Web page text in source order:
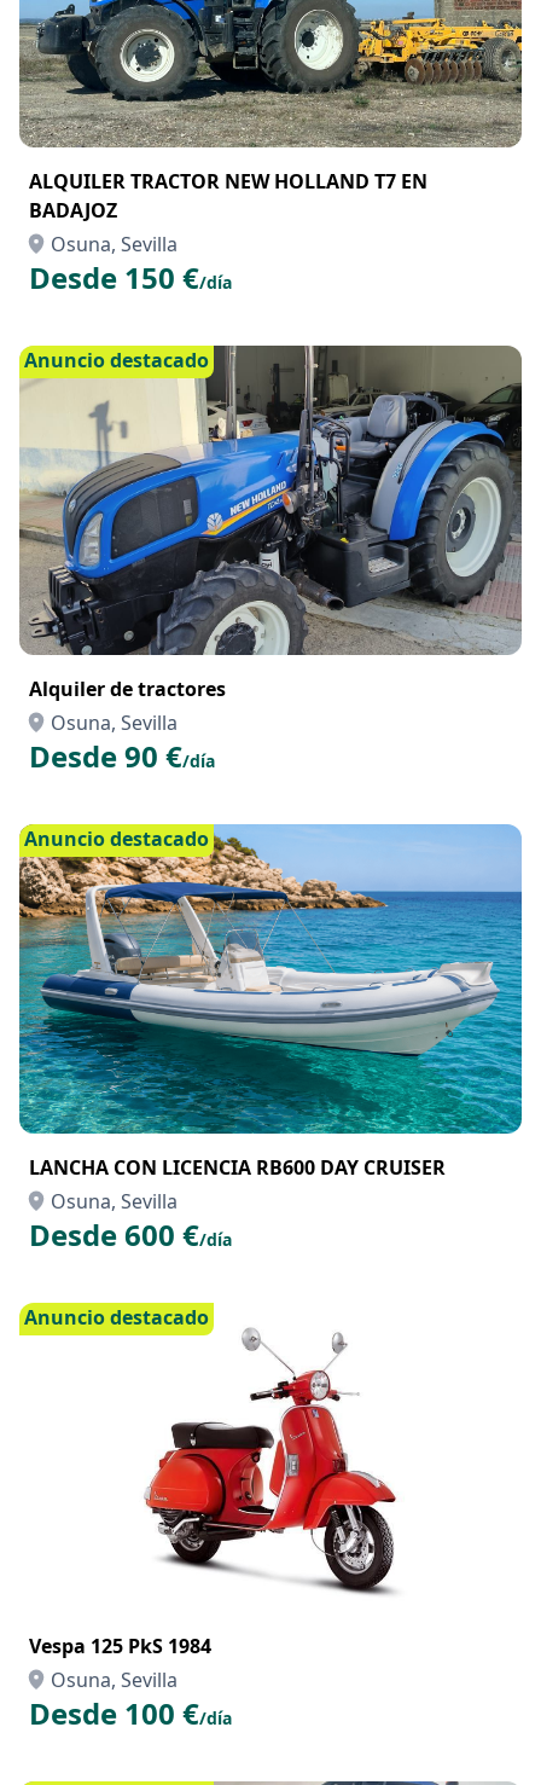
ALQUILER TRACTOR NEW HOLLAND T7 EN
BADAJOZ
Osuna, Sevilla
Desde 150 €/día
Anuncio destacado
Alquiler de tractores
Osuna, Sevilla
Desde 90 €/día
Anuncio destacado
LANCHA CON LICENCIA RB600 DAY CRUISER
Osuna, Sevilla
Desde 600 €/día
Anuncio destacado
Vespa 125 PkS 1984
Osuna, Sevilla
Desde 100 €/día